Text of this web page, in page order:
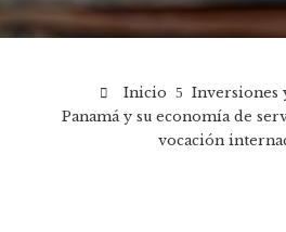
Inicio
Inversiones
Panamá y su economía de
vocación